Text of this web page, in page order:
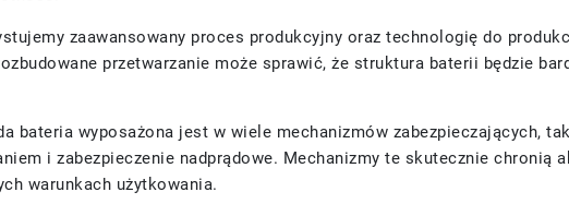
zaawansowany proces produkcyjny oraz technologię do
przetwarzanie może sprawić, że struktura baterii będzie
bateria wyposażona jest w wiele mechanizmów zabezpieczających,
i zabezpieczenie nadprądowe. Mechanizmy te skutecznie
warunkach użytkowania.